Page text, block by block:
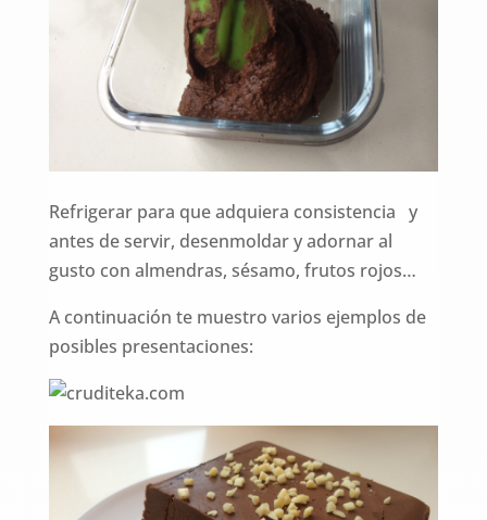
Refrigerar para que adquiera consistencia y
antes de servir, desenmoldar y adornar al
gusto con almendras, sésamo, frutos rojos…
A continuación te muestro varios ejemplos de
posibles presentaciones: